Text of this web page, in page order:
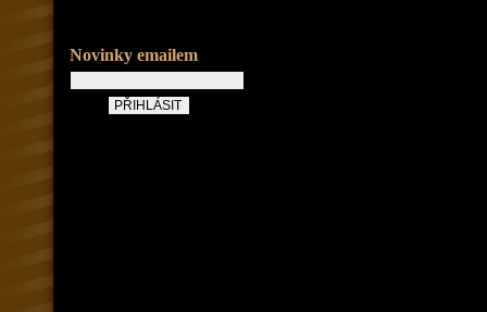
Novinky emailem